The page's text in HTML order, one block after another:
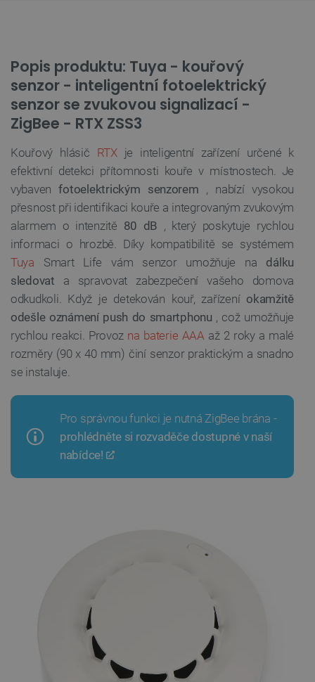
Popis produktu: Tuya - kouřový
senzor - inteligentní fotoelektrický
senzor se zvukovou signalizací -
ZigBee - RTX ZSS3
Kouřový hlásič RTXje inteligentní zařízení určené k
efektivní detekci přítomnosti kouře v místnostech. Je
vybavenfotoelektrickým senzorem , nabízí vysokou
přesnost při identifikaci kouře a integrovaným zvukovým
alarmem o intenzitě 80 dB , který poskytuje rychlou
informaci o hrozbě. Díky kompatibilitě se systémem
Tuya Smart Life vám senzor umožňuje na dálku
sledovat a spravovat zabezpečení vašeho domova
odkudkoli. Když je detekován kouř, zařízení okamžitě
odešle oznámení push do smartphonu , což umožňuje
rychlou reakci. Provoz na baterie AAA až 2 roky a malé
rozměry (90 x 40 mm) činí senzor praktickým a snadno
se instaluje.
Pro správnou funkci je nutná ZigBee brána -
prohlédněte si rozvaděče dostupné v naší
nabídce!